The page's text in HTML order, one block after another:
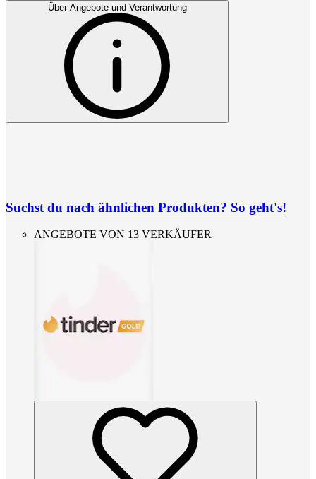
Über Angebote und Verantwortung
Suchst du nach ähnlichen Produkten? So geht's!
ANGEBOTE VON 13 VERKÄUFER